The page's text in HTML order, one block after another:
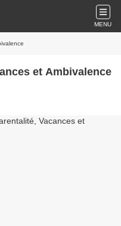
MENU
et Ambivalence